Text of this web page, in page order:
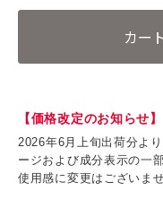
カー
【価格改定のお知らせ】
2026年6月上旬出荷分よ
ージおよび成分表示の一
使用感に変更はございませ